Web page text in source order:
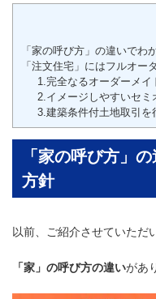
「家の呼び方」の違いでわ
「注文住宅」にはフルオー
1.完全なるオーダーメイ
2.イメージしやすいセミ
3.建築条件付土地取引を
「家の呼び方」
方針
以前、ご紹介させていただ
「家」の呼び方の違いがあ